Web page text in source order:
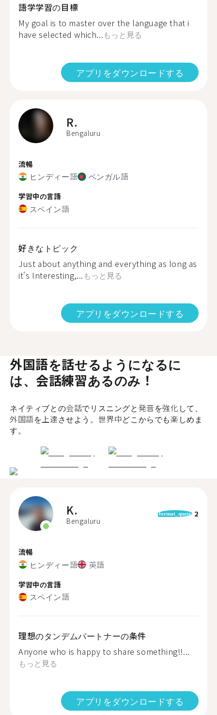
語学学習の目標
My goal is to master over the language that i
have selected which...もっと見る
アプリをダウンロードする
R.
Bengaluru
流暢
ヒンディー語 ベンガル語
学習中の言語
スペイン語
好きなトピック
Just about anything and everything as long as
it's Interesting,... もっと見る
アプリをダウンロードする
外国語を話せるようになるに
は、会話練習あるのみ！
ネイティブとの会話でリスニングと発音を強化して、
外国語を上達させよう。世界中どこからでも楽しめま
す。
K.
Bengaluru
format_quote 2
流暢
ヒンディー語 英語
学習中の言語
スペイン語
理想のタンデムパートナーの条件
Anyone who is happy to share something!!...
もっと見る
アプリをダウンロードする